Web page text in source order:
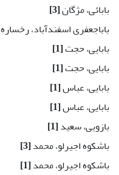
بابائی، مژگان[3]
باباجعفری اسفندآباد، رخساره
بابایی، حجت[1]
بابایی، حجت[1]
بابایی، عباس[1]
بابایی، عباس[1]
بازویی، سعید[1]
باشکوه اجیرلو، محمد[3]
باشکوه اجیرلو، محمد[1]